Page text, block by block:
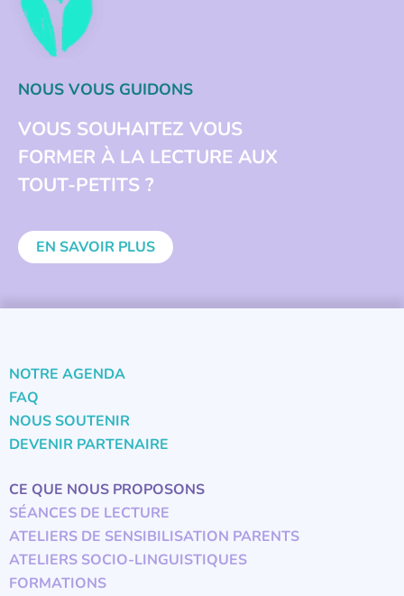
NOUS VOUS GUIDONS
VOUS SOUHAITEZ VOUS
FORMER À LA LECTURE AUX
TOUT-PETITS ?
EN SAVOIR PLUS
NOTRE AGENDA
FAQ
NOUS SOUTENIR
DEVENIR PARTENAIRE
CE QUE NOUS PROPOSONS
SÉANCES DE LECTURE
ATELIERS DE SENSIBILISATION PARENTS
ATELIERS SOCIO-LINGUISTIQUES
FORMATIONS